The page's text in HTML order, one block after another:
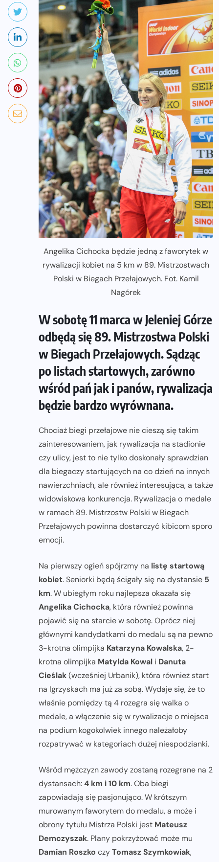
Angelika Cichocka będzie jedną z faworytek w
rywalizacji kobiet na 5 km w 89. Mistrzostwach
Polski w Biegach Przełajowych. Fot. Kamil
Nagórek
W sobotę 11 marca w Jeleniej Górze
odbędą się 89. Mistrzostwa Polski
w Biegach Przełajowych. Sądząc
po listach startowych, zarówno
wśród pań jak i panów, rywalizacja
będzie bardzo wyrównana.
Chociaż biegi przełajowe nie cieszą się takim
zainteresowaniem, jak rywalizacja na stadionie
czy ulicy, jest to nie tylko doskonały sprawdzian
dla biegaczy startujących na co dzień na innych
nawierzchniach, ale również interesująca, a także
widowiskowa konkurencja. Rywalizacja o medale
w ramach 89. Mistrzostw Polski w Biegach
Przełajowych powinna dostarczyć kibicom sporo
emocji.
Na pierwszy ogień spójrzmy na listę startową
kobiet. Seniorki będą ścigały się na dystansie 5
km. W ubiegłym roku najlepsza okazała się
Angelika Cichocka, która również powinna
pojawić się na starcie w sobotę. Oprócz niej
głównymi kandydatkami do medalu są na pewno
3-krotna olimpijka Katarzyna Kowalska, 2-
krotna olimpijka Matylda Kowal i Danuta
Cieślak(wcześniej Urbanik), która również start
na Igrzyskach ma już za sobą. Wydaje się, że to
właśnie pomiędzy tą 4 rozegra się walka o
medale, a włączenie się w rywalizacje o miejsca
na podium kogokolwiek innego należałoby
rozpatrywać w kategoriach dużej niespodzianki.
Wśród mężczyzn zawody zostaną rozegrane na 2
dystansach:4 km i 10 km. Oba biegi
zapowiadają się pasjonująco. W krótszym
murowanym faworytem do medalu, a może i
obrony tytułu Mistrza Polski jest Mateusz
Demczyszak. Plany pokrzyżować może mu
Damian Roszko czyTomasz Szymkowiak,